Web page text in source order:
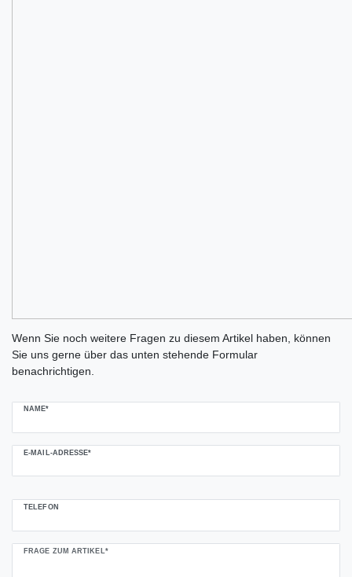
Wenn Sie noch weitere Fragen zu diesem Artikel haben, können
Sie uns gerne über das unten stehende Formular
benachrichtigen.
NAME*
E-MAIL-ADRESSE*
TELEFON
FRAGE ZUM ARTIKEL*